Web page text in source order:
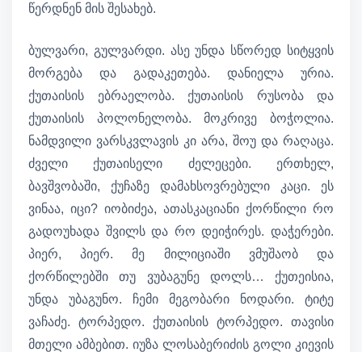
წერდნენ მის შესახებ.
ბულვარი, გულვარდი. ასე უნდა სწორედ სიტყვის
მორგება და გადაკეთება. დანიელა ურია.
ქუთაისის ებრაელობა. ქუთაისის რუსობა და
ქუთაისის პოლონელობა. მოკრივე ბოჭოლია.
ნამდვილი ვარსკვლავის კი არა, შოუ და რაღაცა.
ძველი ქუთაისელი ძელეცები. ერთხელ,
ბავშვობაში, ქუჩაზე დამახსოვრებული კაცი. ეს
ვინაა, იცი? იობიძეა, ათასკაციანი ქორწილი რო
გადოუხადა შვილს და რო დეიჭირეს. დაჭერები.
პიერ, პიერ. მე მილიციაში ვმუშაობ და
ქორწილებში თუ ვუბაგუნე დოლს… ქუთეისია,
უნდა უბაგუნო. ჩემი მეგობარი ნოდარი. ტიტე
ვაჩაძე. ტორპედო. ქუთაისის ტორპედო. თავისი
მთელი ამბებით. იუზა ლოსაბერიძის გოლი კიევის